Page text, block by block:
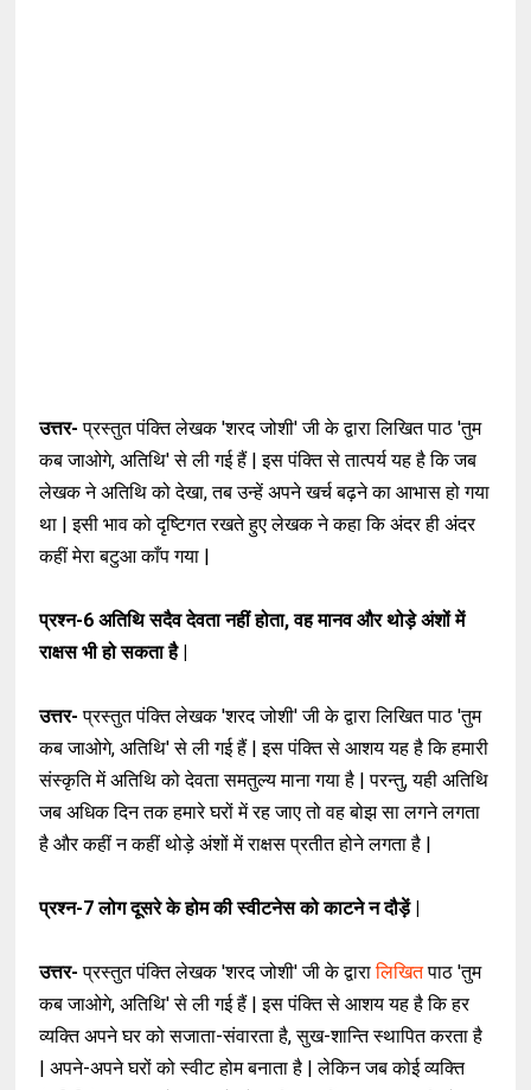
उत्तर- प्रस्तुत पंक्ति लेखक 'शरद जोशी' जी के द्वारा लिखित पाठ 'तुम
कब जाओगे, अतिथि' से ली गई हैं | इस पंक्ति से तात्पर्य यह है कि जब
लेखक ने अतिथि को देखा, तब उन्हें अपने खर्च बढ़ने का आभास हो गया
था | इसी भाव को दृष्टिगत रखते हुए लेखक ने कहा कि अंदर ही अंदर
कहीं मेरा बटुआ काँप गया |
प्रश्न-6अतिथि सदैव देवता नहीं होता, वह मानव और थोड़े अंशों में
राक्षस भी हो सकता है |
उत्तर- प्रस्तुत पंक्ति लेखक 'शरद जोशी' जी के द्वारा लिखित पाठ 'तुम
कब जाओगे, अतिथि' से ली गई हैं | इस पंक्ति से आशय यह है कि हमारी
संस्कृति में अतिथि को देवता समतुल्य माना गया है | परन्तु, यही अतिथि
जब अधिक दिन तक हमारे घरों में रह जाए तो वह बोझ सा लगने लगता
है और कहीं न कहीं थोड़े अंशों में राक्षस प्रतीत होने लगता है |
प्रश्न-7लोग दूसरे के होम की स्वीटनेस को काटने न दौड़ें |
उत्तर- प्रस्तुत पंक्ति लेखक 'शरद जोशी' जी के द्वारालिखितपाठ 'तुम
कब जाओगे, अतिथि' से ली गई हैं | इस पंक्ति से आशय यह है कि हर
व्यक्ति अपने घर को सजाता-संवारता है, सुख-शान्ति स्थापित करता है
| अपने-अपने घरों को स्वीट होम बनाता है | लेकिन जब कोई व्यक्ति